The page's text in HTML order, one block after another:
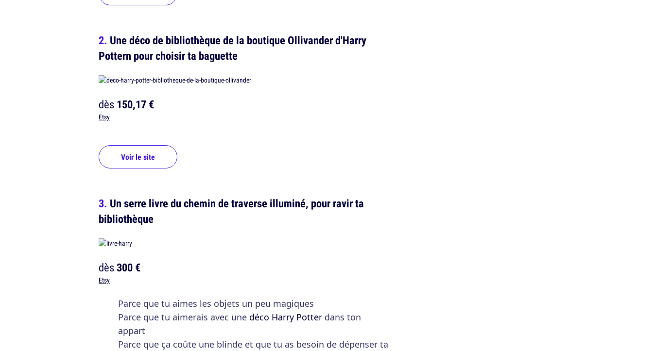
Une déco de bibliothèque de la boutique Ollivander d'Harry
Pottern pour choisir ta baguette
dès150,17 €
Etsy
Voir le site
Un serre livre du chemin de traverse illuminé, pour ravir ta
bibliothèque
dès300 €
Etsy
Parce que tu aimes les objets un peu magiques
Parce que tu aimerais avec une déco Harry Potter dans ton
appart
Parce que ça coûte une blinde et que tu as besoin de dépenser ta